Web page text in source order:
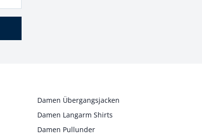
Damen Übergangsjacken
Damen Langarm Shirts
Damen Pullunder